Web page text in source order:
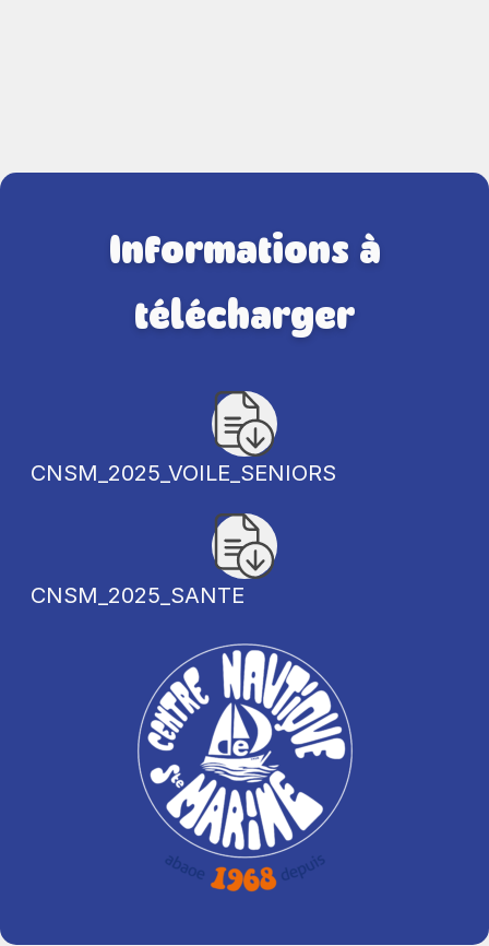
Informations à
télécharger
CNSM_2025_VOILE_SENIORS
CNSM_2025_SANTE